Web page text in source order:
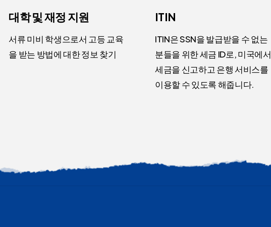
대학 및 재정 지원
서류 미비 학생으로서 고등 교육
을 받는 방법에 대한 정보 찾기
ITIN
ITIN은 SSN을 발급받을 수 없는
분들을 위한 세금 ID로, 미국에서
세금을 신고하고 은행 서비스를
이용할 수 있도록 해줍니다.